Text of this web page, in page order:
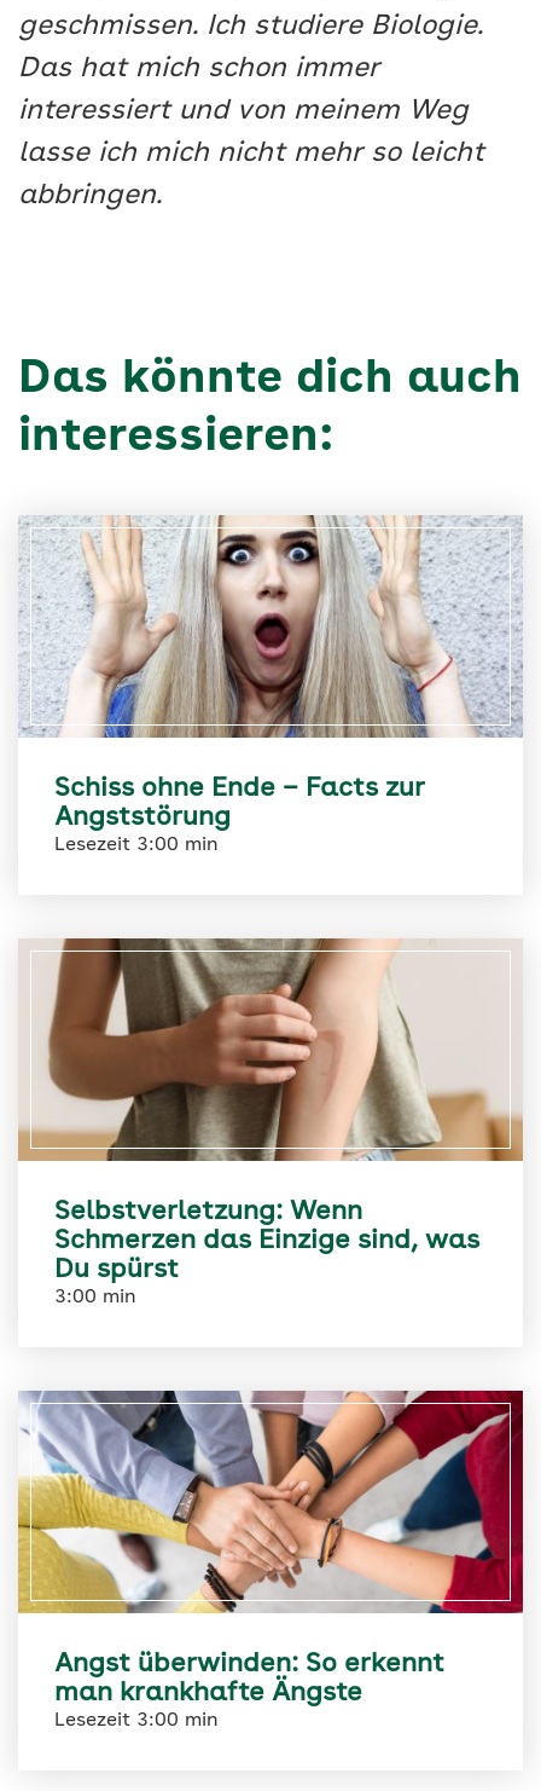
geschmissen. Ich studiere Biologie.
Das hat mich schon immer
interessiert und von meinem Weg
lasse ich mich nicht mehr so leicht
abbringen.
Das könnte dich auch
interessieren:
Schiss ohne Ende – Facts zur
Angststörung
Lesezeit 3:00 min
Selbstverletzung: Wenn
Schmerzen das Einzige sind, was
Du spürst
3:00 min
Angst überwinden: So erkennt
man krankhafte Ängste
Lesezeit 3:00 min